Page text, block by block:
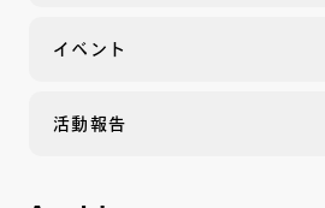
イベント
活動報告